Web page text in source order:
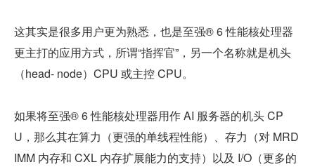
这其实是很多用户更为熟悉，也是至强® 6 性能核处理器
更主打的应用方式，所谓“指挥官”，另一个名称就是机头
（head- node）CPU 或主控 CPU。
如果将至强® 6 性能核处理器用作 AI 服务器的机头 CP
U，那么其在算力（更强的单线程性能）、存力（对 MRD
IMM 内存和 CXL 内存扩展能力的支持）以及 I/O（更多的